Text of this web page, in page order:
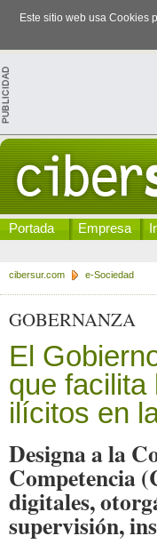
Este sitio web usa Cookies
Portada Empresa
cibersur.com e-Sociedad
GOBERNANZA
El
que facilita
ilícitos en
Designa a la
Competencia
digitales,
supervisión,